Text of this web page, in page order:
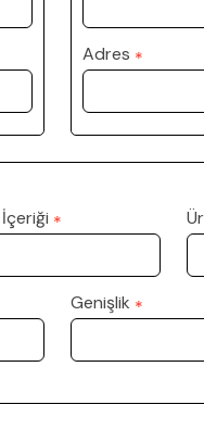
Adres *
*
Genişlik *